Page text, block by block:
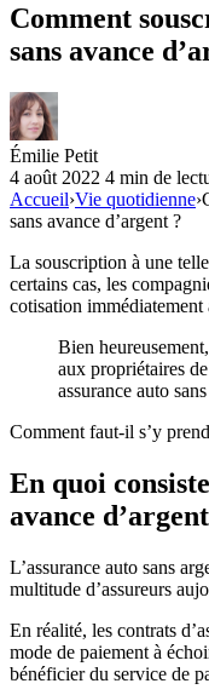
Comment
sans avance
Émilie Petit
4 août 2022 4 min de
Accueil›Vie quotidienne›
sans avance d’argent ?
La souscription à une
certains cas, les
cotisation immédiatement
Bien
aux propriétaires
assurance auto
Comment faut-il s’y
En quoi
avance
L’assurance auto sans
multitude d’assureurs
En réalité, les contrats
mode de paiement à
bénéficier du service de